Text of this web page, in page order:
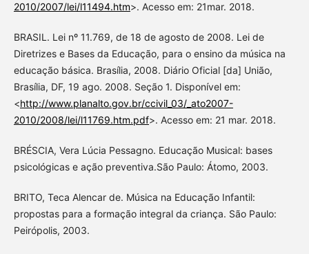
2010/2007/lei/l11494.htm>. Acesso em: 21mar. 2018.
BRASIL. Lei nº 11.769, de 18 de agosto de 2008. Lei de
Diretrizes e Bases da Educação, para o ensino da música na
educação básica. Brasília, 2008. Diário Oficial [da] União,
Brasília, DF, 19 ago. 2008. Seção 1. Disponível em:
<http://www.planalto.gov.br/ccivil_03/_ato2007-
2010/2008/lei/l11769.htm.pdf>. Acesso em: 21 mar. 2018.
BRÉSCIA, Vera Lúcia Pessagno. Educação Musical: bases
psicológicas e ação preventiva.São Paulo: Átomo, 2003.
BRITO, Teca Alencar de. Música na Educação Infantil:
propostas para a formação integral da criança. São Paulo:
Peirópolis, 2003.